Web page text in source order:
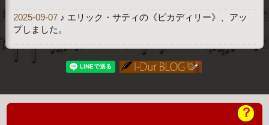
2025-09-07 ♪ エリック・サティの《ピカディリー》、アッ
プしました。
？